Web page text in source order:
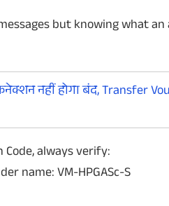
but knowing what an
नहीं होगा बंद, Transfer
always verify:
name: VM-HPGASc-S